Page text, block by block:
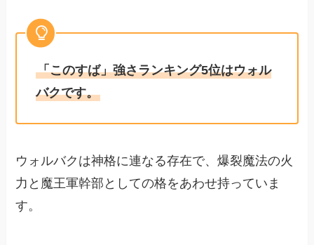
「このすば」強さランキング5位はウォル
バクです。
ウォルバクは神格に連なる存在で、爆裂魔法の火
力と魔王軍幹部としての格をあわせ持っていま
す。